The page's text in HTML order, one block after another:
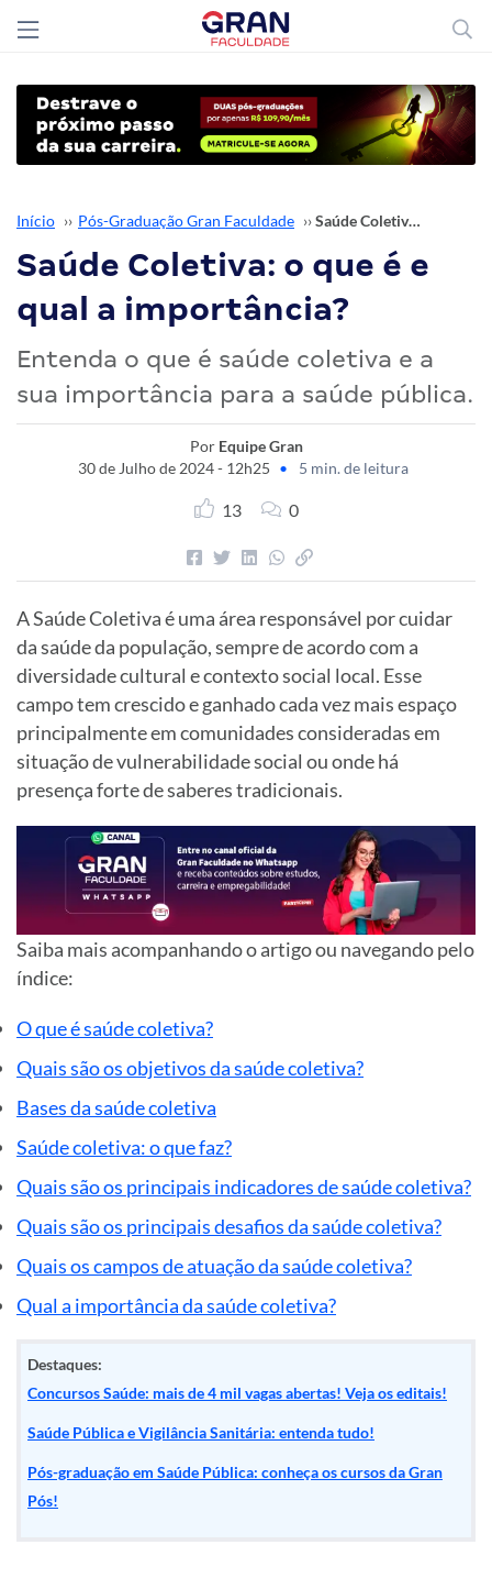
Início ›› Pós-Graduação Gran Faculdade ›› Saúde Coletiva: o que é e qual a importância?
Saúde Coletiva: o que é e
qual a importância?
Entenda o que é saúde coletiva e a
sua importância para a saúde pública.
Por Equipe Gran
30 de Julho de 2024 - 12h25 • 5 min. de leitura
13 0
A Saúde Coletiva é uma área responsável por cuidar
da saúde da população, sempre de acordo com a
diversidade cultural e contexto social local. Esse
campo tem crescido e ganhado cada vez mais espaço
principalmente em comunidades consideradas em
situação de vulnerabilidade social ou onde há
presença forte de saberes tradicionais.
Saiba mais acompanhando o artigo ou navegando pelo
índice:
O que é saúde coletiva?
Quais são os objetivos da saúde coletiva?
Bases da saúde coletiva
Saúde coletiva: o que faz?
Quais são os principais indicadores de saúde coletiva?
Quais são os principais desafios da saúde coletiva?
Quais os campos de atuação da saúde coletiva?
Qual a importância da saúde coletiva?
Destaques:
Concursos Saúde: mais de 4 mil vagas abertas! Veja os editais!
Saúde Pública e Vigilância Sanitária: entenda tudo!
Pós-graduação em Saúde Pública: conheça os cursos da Gran
Pós!